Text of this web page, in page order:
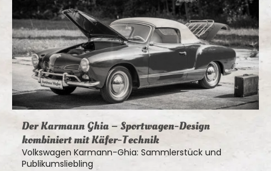
Der Karmann Ghia – Sportwagen-Design
kombiniert mit Käfer-Technik
Volkswagen Karmann-Ghia: Sammlerstück und
Publikumsliebling